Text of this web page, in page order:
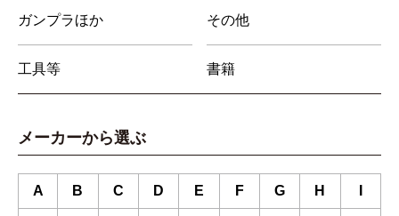
ガンプラほか その他
工具等 書籍
メーカーから選ぶ
A B C D E F G H